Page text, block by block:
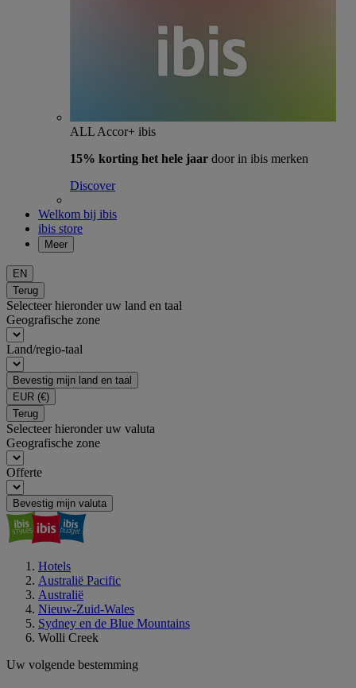
ALL Accor+ ibis
15% korting het hele jaar door in ibis merken
Discover
Welkom bij ibis
ibis store
Meer
EN
Terug
Selecteer hieronder uw land en taal
Geografische zone
Land/regio-taal
Bevestig mijn land en taal
EUR (€)
Terug
Selecteer hieronder uw valuta
Geografische zone
Offerte
Bevestig mijn valuta
Hotels
Australië Pacific
Australië
Nieuw-Zuid-Wales
Sydney en de Blue Mountains
Wolli Creek
Uw volgende bestemming